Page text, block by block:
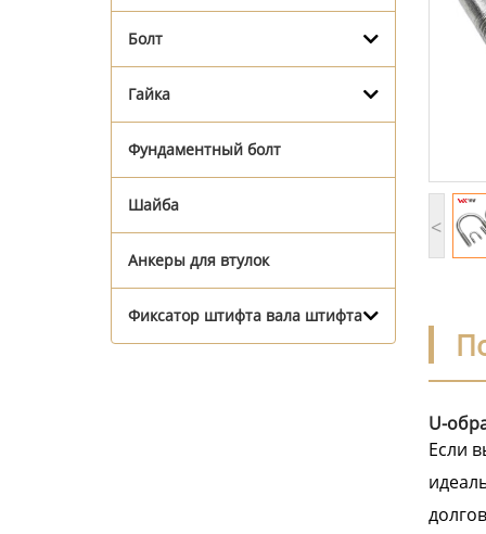
Болт
Гайка
Фундаментный болт
Шайба
Анкеры для втулок
Фиксатор штифта вала штифта
<
U-
Если